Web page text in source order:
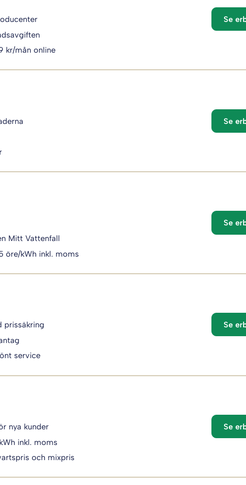
kr/mån online
Se
Se
Mitt Vattenfall
öre/kWh inkl. moms
Se
prissäkring
service
Se
nya kunder
inkl. moms
och mixpris
Se